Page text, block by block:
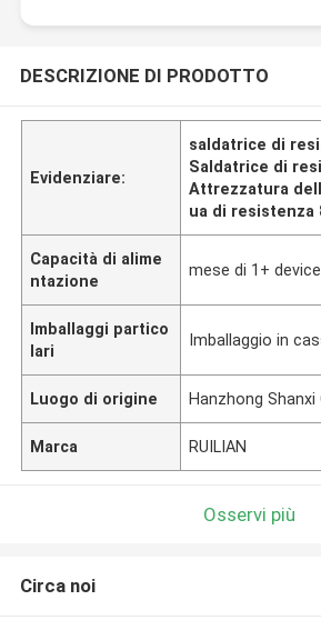
DESCRIZIONE DI PRODOTTO
Evidenziare:
saldatrice di
Saldatrice di
Attrezzatura
ua di resistenza
Capacità di alime
ntazione
mese di 1+
Imballaggi partico
lari
Imballaggio in
Luogo di origine Hanzhong Shanxi
Marca RUILIAN
Osservi più
Circa noi